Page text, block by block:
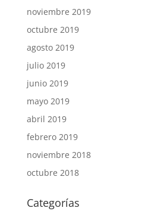
noviembre 2019
octubre 2019
agosto 2019
julio 2019
junio 2019
mayo 2019
abril 2019
febrero 2019
noviembre 2018
octubre 2018
Categorías